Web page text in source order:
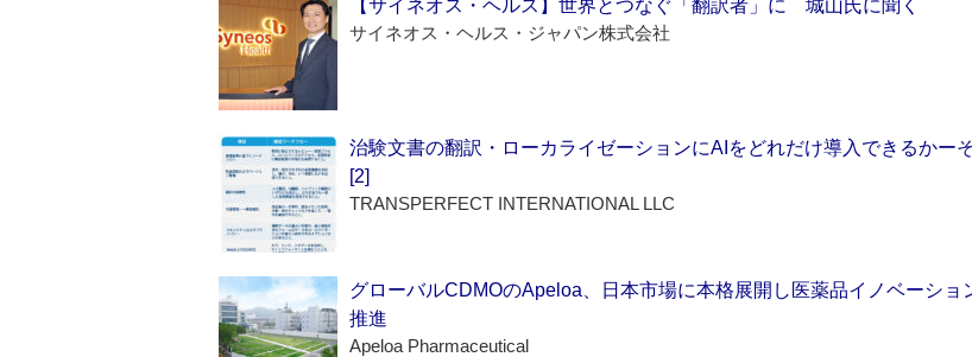
【サイネオス・ヘルス】世界とつなぐ「翻訳者」に 城山氏に聞く
サイネオス・ヘルス・ジャパン株式会社
治験文書の翻訳・ローカライゼーションにAIをどれだけ導入できるかー
[2]
TRANSPERFECT INTERNATIONAL LLC
グローバルCDMOのApeloa、日本市場に本格展開し医薬品イノベーショ
推進
Apeloa Pharmaceutical